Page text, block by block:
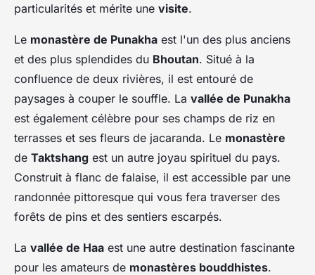
particularités et mérite une visite.
Le monastère de Punakha est l'un des plus anciens
et des plus splendides du Bhoutan. Situé à la
confluence de deux rivières, il est entouré de
paysages à couper le souffle. La vallée de Punakha
est également célèbre pour ses champs de riz en
terrasses et ses fleurs de jacaranda. Le monastère
de Taktshang est un autre joyau spirituel du pays.
Construit à flanc de falaise, il est accessible par une
randonnée pittoresque qui vous fera traverser des
forêts de pins et des sentiers escarpés.
La vallée de Haa est une autre destination fascinante
pour les amateurs de monastères bouddhistes.